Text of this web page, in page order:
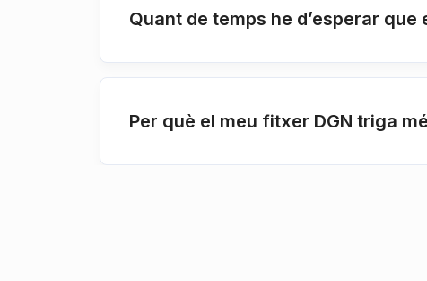
Quant de temps he d’esperar
Per què el meu fitxer DGN triga